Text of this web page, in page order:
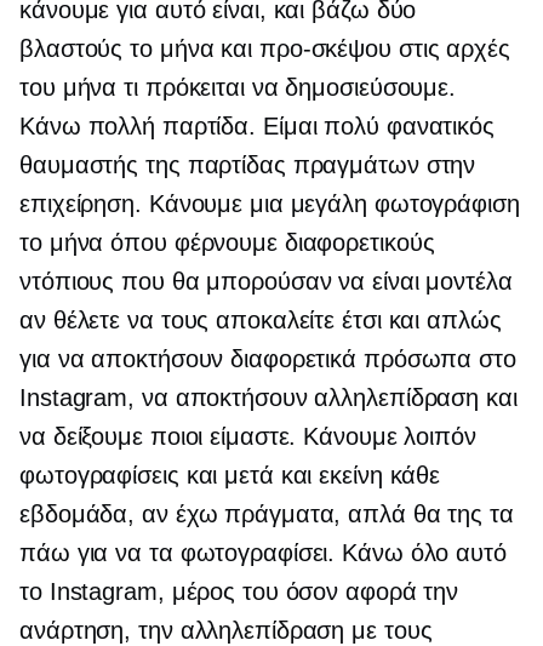
κάνουμε για αυτό είναι, και βάζω δύο
βλαστούς το μήνα και προ-σκέψου στις αρχές
του μήνα τι πρόκειται να δημοσιεύσουμε.
Κάνω πολλή παρτίδα. Είμαι πολύ φανατικός
θαυμαστής της παρτίδας πραγμάτων στην
επιχείρηση. Κάνουμε μια μεγάλη φωτογράφιση
το μήνα όπου φέρνουμε διαφορετικούς
ντόπιους που θα μπορούσαν να είναι μοντέλα
αν θέλετε να τους αποκαλείτε έτσι και απλώς
για να αποκτήσουν διαφορετικά πρόσωπα στο
Instagram, να αποκτήσουν αλληλεπίδραση και
να δείξουμε ποιοι είμαστε. Κάνουμε λοιπόν
φωτογραφίσεις και μετά και εκείνη κάθε
εβδομάδα, αν έχω πράγματα, απλά θα της τα
πάω για να τα φωτογραφίσει. Κάνω όλο αυτό
το Instagram, μέρος του όσον αφορά την
ανάρτηση, την αλληλεπίδραση με τους